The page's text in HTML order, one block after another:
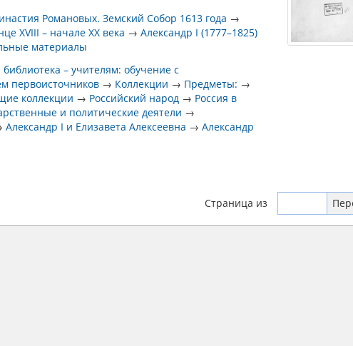
Романовых. Земский Собор 1613 года →
XVIII – начале XX века →Александр I (1777–1825)
материалы
– учителям: обучение с
первоисточников → Коллекции → Предметы: →
коллекции → Российский народ → Россия в
и политические деятели →
Александр I и Елизавета Алексеевна →Александр
Страница из